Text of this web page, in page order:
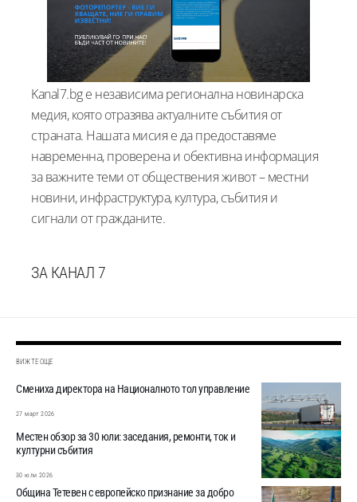
Kanal7.bg е независима регионална новинарска
медия, която отразява актуалните събития от
страната. Нашата мисия е да предоставяме
навременна, проверена и обективна информация
за важните теми от обществения живот – местни
новини, инфраструктура, култура, събития и
сигнали от гражданите.
ЗА КАНАЛ 7
ВИЖТЕ ОЩЕ
Смениха директора на Националното тол управление
27 март 2026
Местен обзор за 30 юли: заседания, ремонти, ток и
културни събития
30 юли 2026
Община Тетевен с европейско признание за добро